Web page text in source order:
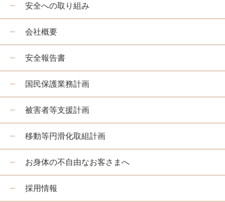
安全への取り組み
会社概要
安全報告書
国民保護業務計画
被害者等支援計画
移動等円滑化取組計画
お身体の不自由なお客さまへ
採用情報